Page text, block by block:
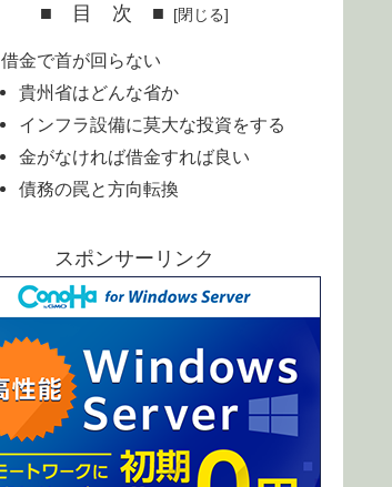
■ 目 次 ■
借金で首が回らない
貴州省はどんな省か
インフラ設備に莫大な投資をする
金がなければ借金すれば良い
債務の罠と方向転換
スポンサーリンク